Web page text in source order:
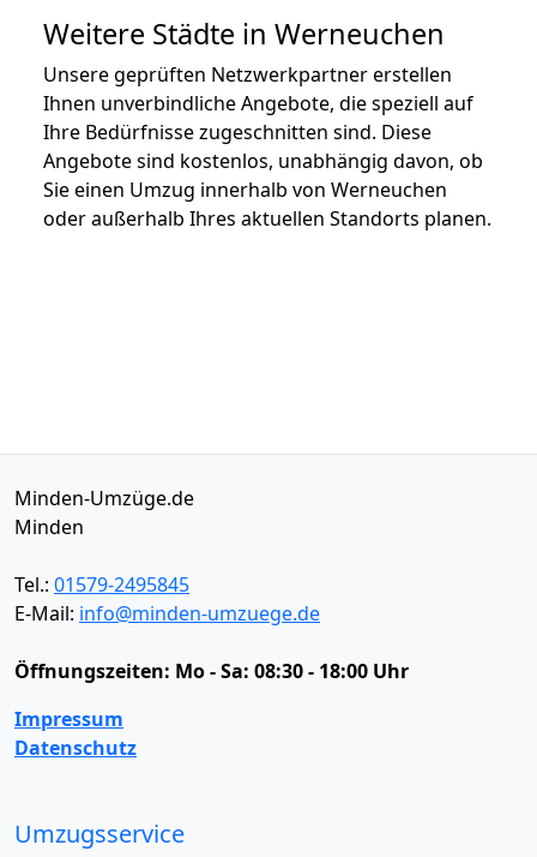
Weitere Städte in Werneuchen
Unsere geprüften Netzwerkpartner erstellen
Ihnen unverbindliche Angebote, die speziell auf
Ihre Bedürfnisse zugeschnitten sind. Diese
Angebote sind kostenlos, unabhängig davon, ob
Sie einen Umzug innerhalb von Werneuchen
oder außerhalb Ihres aktuellen Standorts planen.
Minden-Umzüge.de
Minden
Tel.: 01579-2495845
E-Mail: info@minden-umzuege.de
Öffnungszeiten: Mo - Sa: 08:30 - 18:00 Uhr
Impressum
Datenschutz
Umzugsservice